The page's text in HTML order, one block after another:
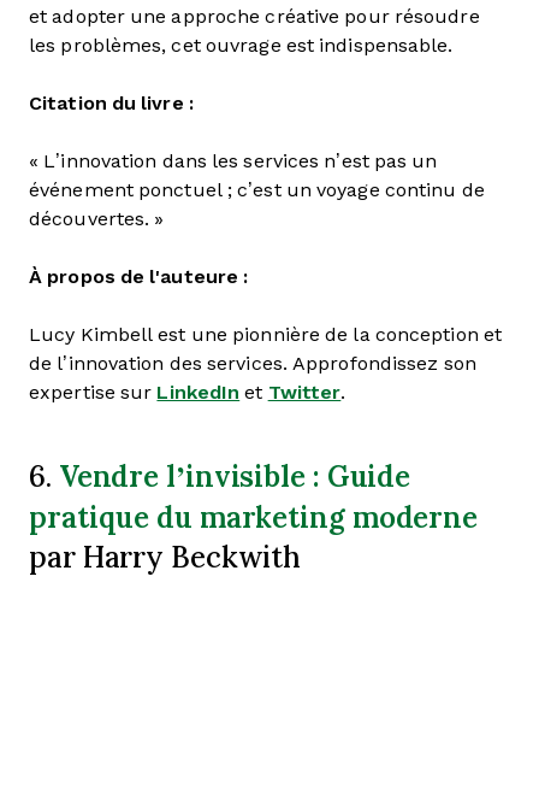
et adopter une approche créative pour résoudre
les problèmes, cet ouvrage est indispensable.
Citation du livre :
« L’innovation dans les services n’est pas un
événement ponctuel ; c’est un voyage continu de
découvertes. »
À propos de l'auteure :
Lucy Kimbell est une pionnière de la conception et
de l’innovation des services. Approfondissez son
expertise sur LinkedIn et Twitter.
6. Vendre l’invisible : Guide
pratique du marketing moderne
par Harry Beckwith